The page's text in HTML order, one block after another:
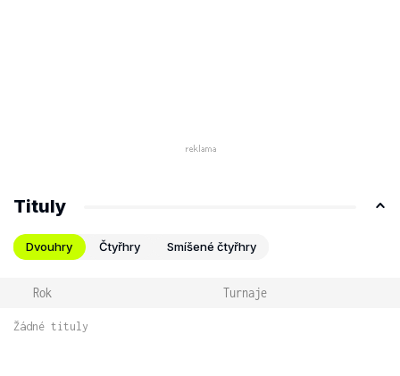
Tituly
Dvouhry Čtyřhry Smíšené čtyřhry
Rok Turnaje
Žádné tituly